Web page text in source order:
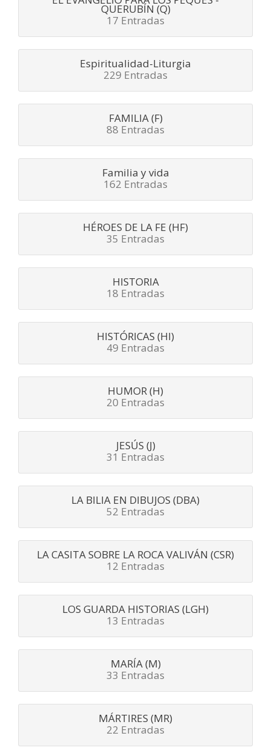
QUERUBÍN (Q)
17 Entradas
Espiritualidad-Liturgia
229 Entradas
FAMILIA (F)
88 Entradas
Familia y vida
162 Entradas
HÉROES DE LA FE (HF)
35 Entradas
HISTORIA
18 Entradas
HISTÓRICAS (HI)
49 Entradas
HUMOR (H)
20 Entradas
JESÚS (J)
31 Entradas
LA BILIA EN DIBUJOS (DBA)
52 Entradas
LA CASITA SOBRE LA ROCA VALIVÁN (CSR)
12 Entradas
LOS GUARDA HISTORIAS (LGH)
13 Entradas
MARÍA (M)
33 Entradas
MÁRTIRES (MR)
22 Entradas